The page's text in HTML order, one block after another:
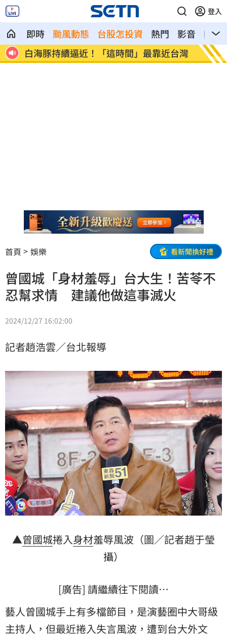
登入
即時 颱風動態 台股怎投資 熱門 影音
熱搜
作
白海豚持續逼近！「這時間」最靠近台灣 蕭敬
首頁 娛樂 看新聞換好禮
曾國城「身材羞辱」台大生！苦苓不
忍幫求情 建議他做這事滅火
2024/12/27 16:02:00
記者趙浩雲／台北報導
▲曾國城捲入身材羞辱風波（圖／記者趙于瑩
攝）
[廣告] 請繼續往下閱讀…
藝人曾國城手上有多檔節目，是演藝圈中大哥級
主持人，但最近捲入失言風波，遭到台大外文